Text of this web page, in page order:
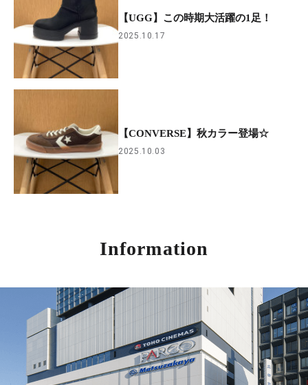
【UGG】この時期大活躍の1足！
2025.10.17
【CONVERSE】秋カラー登場☆
2025.10.03
Information